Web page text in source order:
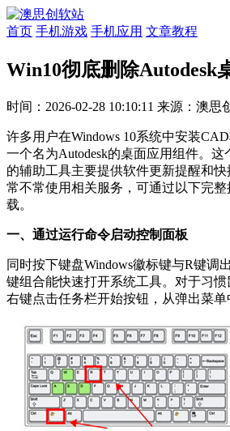
首页 手机游戏 手机应用 文章教程
Win10彻底删除Autodesk
时间：2026-02-28 10:10:11 来源：澳思
许多用户在Windows 10系统中安装
一个名为Autodesk的桌面应用组件。这
的辅助工具主要提供软件更新提醒和
常不常使用相关服务，可通过以下完
载。
一、通过运行命令启动控制面板
同时按下键盘Windows徽标键与R键调
键组合能快速打开系统工具。对于习
右键点击任务栏开始按钮，从弹出菜单